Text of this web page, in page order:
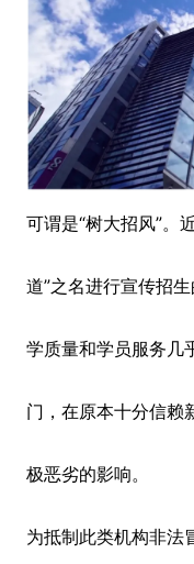
可谓是“树大招风”。
道”之名进行宣传招
学质量和学员服务几
门，在原本十分信赖
极恶劣的影响。
为抵制此类机构非法